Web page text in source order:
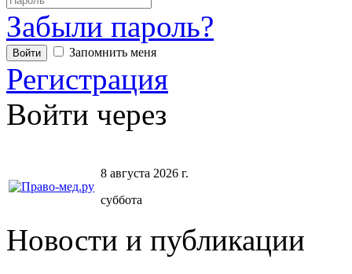
Забыли пароль?
Запомнить меня
Регистрация
Войти через
8 августа 2026 г.
суббота
Новости и публикации